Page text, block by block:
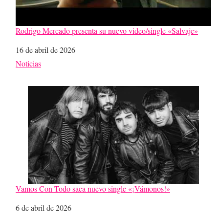
Rodrigo Mercado presenta su nuevo video/single «Salvaje»
Fecha
16 de abril de 2026
Respecto a
Noticias
Vamos Con Todo saca nuevo single «¡Vámonos!»
Fecha
6 de abril de 2026